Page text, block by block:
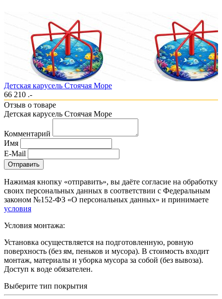
Детская карусель Стоячая Море
66 210 .-
Отзыв о товаре
Детская карусель Стоячая Море
Комментарий
Имя
E-Mail
Отправить
Нажимая кнопку «отправить», вы даёте согласие на обработку
своих персональных данных в соответствии с Федеральным
законом №152-ФЗ «О персональных данных» и принимаете
условия
Условия монтажа:
Установка осуществляется на подготовленную, ровную
поверхность (без ям, пеньков и мусора). В стоимость входит
монтаж, материалы и уборка мусора за собой (без вывоза).
Доступ к воде обязателен.
Выберите тип покрытия